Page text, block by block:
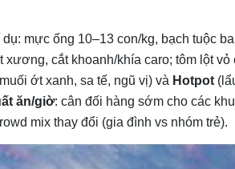
dụ: mực ống 10–13 con/kg, bạch tuộc
xương, cắt khoanh/khía caro; tôm lột
ớt xanh, sa tế, ngũ vị) và Hotpot
ăn/giờ: cân đối hàng sớm cho các
mix thay đổi (gia đình vs nhóm trẻ).